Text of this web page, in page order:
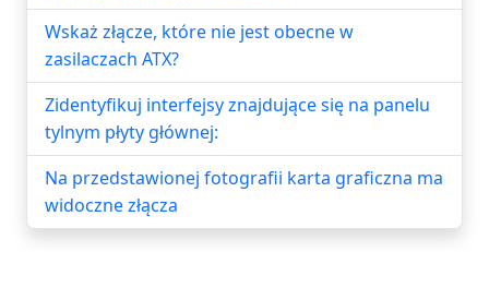
Wskaż złącze, które nie jest obecne w
zasilaczach ATX?
Zidentyfikuj interfejsy znajdujące się na panelu
tylnym płyty głównej:
Na przedstawionej fotografii karta graficzna ma
widoczne złącza